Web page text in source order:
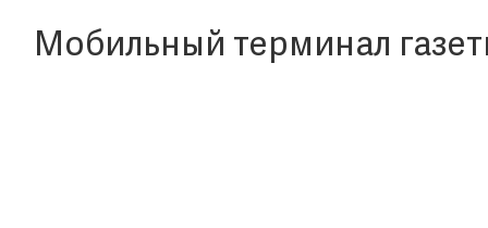
Мобильный терминал